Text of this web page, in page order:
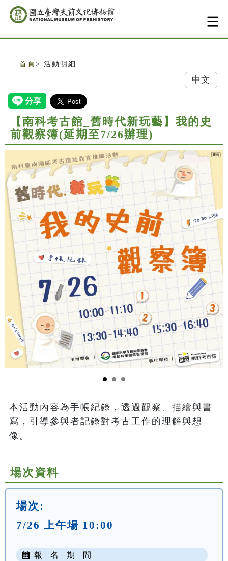
跳到主要內容
網站導覽
::: 首頁 > 活動明細
中文
【南科考古館_舊時代新玩藝】我的史
前觀察簿(延期至7/26辦理)
本活動內容為手帳紀錄，透過觀察、描繪與書
寫，引導參與者記錄對考古工作的理解與想
像。
場次資料
場次:
7/26 上午場 10:00
報 名 期 間